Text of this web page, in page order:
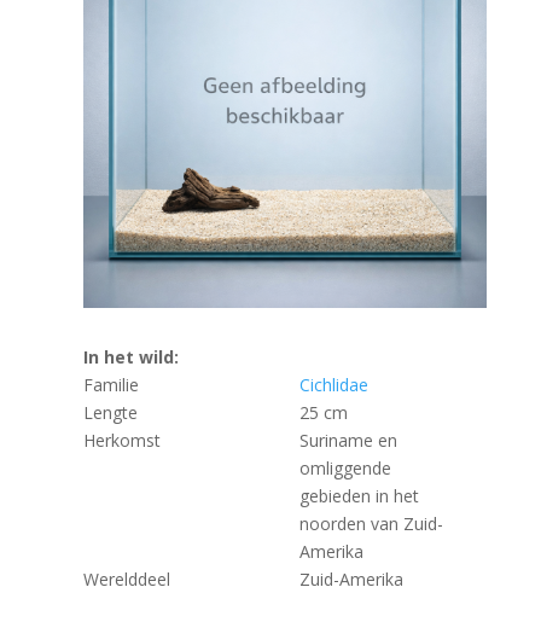
In het wild:
Familie
Cichlidae
Lengte
25 cm
Herkomst
Suriname en
omliggende
gebieden in het
noorden van Zuid-
Amerika
Werelddeel
Zuid-Amerika